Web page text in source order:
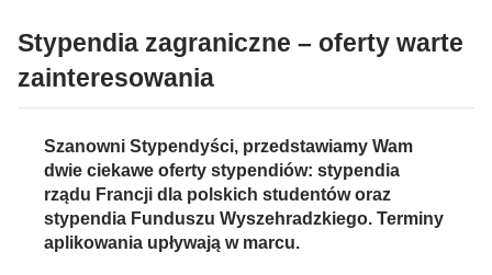
Stypendia zagraniczne – oferty warte
zainteresowania
Szanowni Stypendyści, przedstawiamy Wam
dwie ciekawe oferty stypendiów: stypendia
rządu Francji dla polskich studentów oraz
stypendia Funduszu Wyszehradzkiego. Terminy
aplikowania upływają w marcu.